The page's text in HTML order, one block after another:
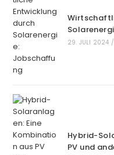
29. JULI 2024 /
Hybrid-
PV und